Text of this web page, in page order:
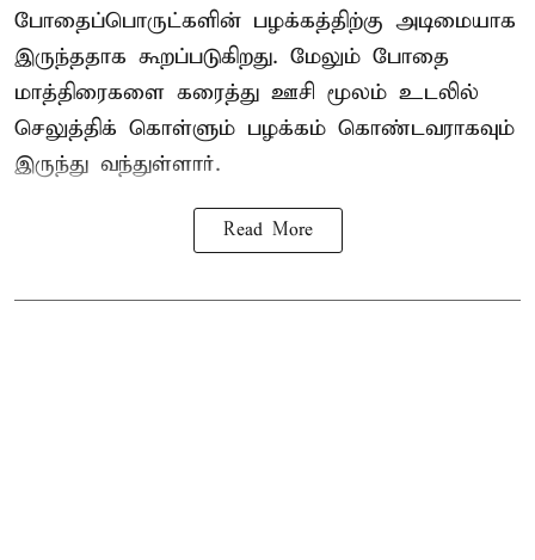
போதைப்பொருட்களின் பழக்கத்திற்கு அடிமையாக
இருந்ததாக கூறப்படுகிறது. மேலும் போதை
மாத்திரைகளை கரைத்து ஊசி மூலம் உடலில்
செலுத்திக் கொள்ளும் பழக்கம் கொண்டவராகவும்
இருந்து வந்துள்ளார்.
Read More